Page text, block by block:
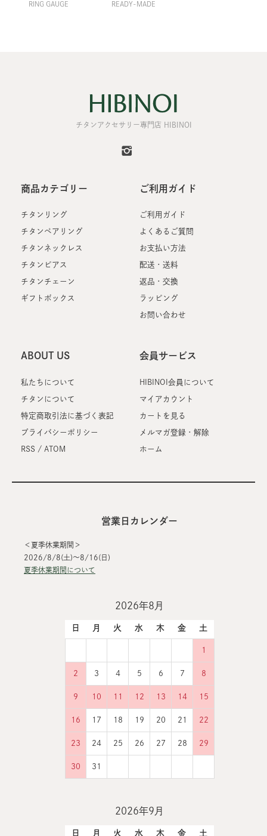
末永くご愛用いただけましたら幸いでございます。
可愛くてお気に入りです！ペアリングで買いましたがよか
この度は当店をご利用いただき、誠にありがとうござい
お届けしたお品が気に入っていただけましたこと、大変
嬉しく思っております。
2023/02/28 14:21:14
RING GAUGE READY-MADE
チタンアクセサリー専門店 HIBINOI
商品カテゴリー
チタンリング
チタンペアリング
チタンネックレス
チタンピアス
チタンチェーン
ギフトボックス
ご利用ガイド
ご利用ガイド
よくあるご質問
お支払い方法
配送・送料
返品・交換
ラッピング
お問い合わせ
ABOUT US
私たちについて
チタンについて
特定商取引法に基づく表記
プライバシーポリシー
RSS / ATOM
会員サービス
HIBINOI会員について
マイアカウント
カートを見る
メルマガ登録・解除
ホーム
営業日カレンダー
＜夏季休業期間＞
2026/8/8(土)～8/16(日)
夏季休業期間について
2026年8月
日 月 火 水 木 金 土
1
2 3 4 5 6 7 8
9 10 11 12 13 14 15
16 17 18 19 20 21 22
23 24 25 26 27 28 29
30 31
2026年9月
日 月 火 水 木 金 土